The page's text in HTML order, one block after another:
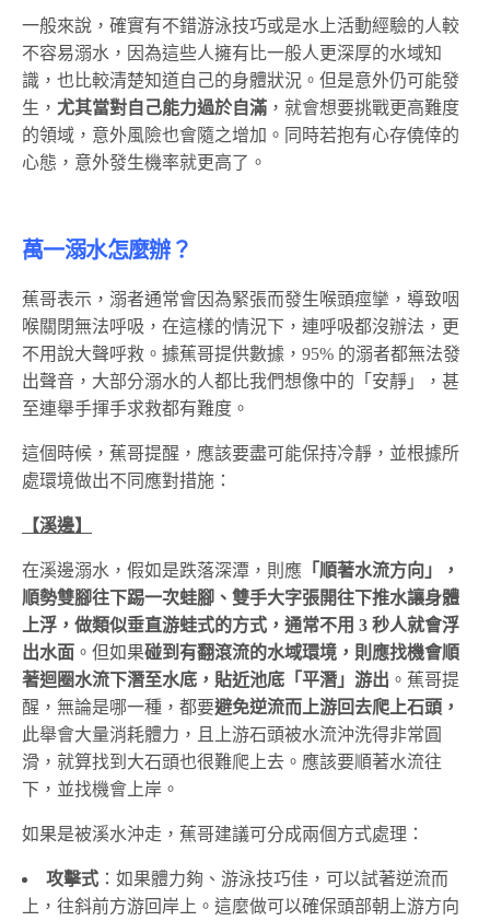
一般來說，確實有不錯游泳技巧或是水上活動經驗的人較
不容易溺水，因為這些人擁有比一般人更深厚的水域知
識，也比較清楚知道自己的身體狀況。但是意外仍可能發
生， 尤其當對自己能力過於自滿 ，就會想要挑戰更高難度
的領域，意外風險也會隨之增加。同時若抱有心存僥倖的
心態，意外發生機率就更高了。
萬一溺水怎麼辦？
蕉哥表示，溺者通常會因為緊張而發生喉頭痙攣，導致咽
喉關閉無法呼吸，在這樣的情況下，連呼吸都沒辦法，更
不用說大聲呼救。據蕉哥提供數據，95% 的溺者都無法發
出聲音，大部分溺水的人都比我們想像中的「安靜」，甚
至連舉手揮手求救都有難度。
這個時候，蕉哥提醒，應該要盡可能保持冷靜，並根據所
處環境做出不同應對措施：
【溪邊】
在溪邊溺水，假如是跌落深潭，則應 「順著水流方向」，
順勢雙腳往下踢一次蛙腳、雙手大字張開往下推水讓身體
上浮，做類似垂直游蛙式的方式，通常不用 3 秒人就會浮
出水面 。但如果碰到有翻滾流的水域環境，則應找機會順
著迴圈水流下潛至水底，貼近池底「平潛」游出 。蕉哥提
醒，無論是哪一種，都要避免逆流而上游回去爬上石頭，
此舉會大量消耗體力，且上游石頭被水流沖洗得非常圓
滑，就算找到大石頭也很難爬上去。應該要順著水流往
下，並找機會上岸。
如果是被溪水沖走，蕉哥建議可分成兩個方式處理：
攻擊式 ：如果體力夠、游泳技巧佳，可以試著逆流而
上，往斜前方游回岸上。這麼做可以確保頭部朝上游方向